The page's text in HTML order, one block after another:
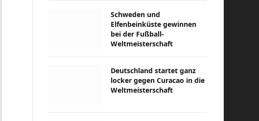
Schweden und
Elfenbeinküste gewinnen
bei der Fußball-
Weltmeisterschaft
Deutschland startet ganz
locker gegen Curacao in die
Weltmeisterschaft